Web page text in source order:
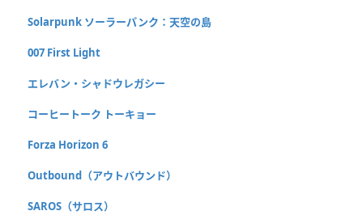
Solarpunk ソーラーパンク：天空の島
007 First Light
エレバン・シャドウレガシー
コーヒートーク トーキョー
Forza Horizon 6
Outbound（アウトバウンド）
SAROS（サロス）